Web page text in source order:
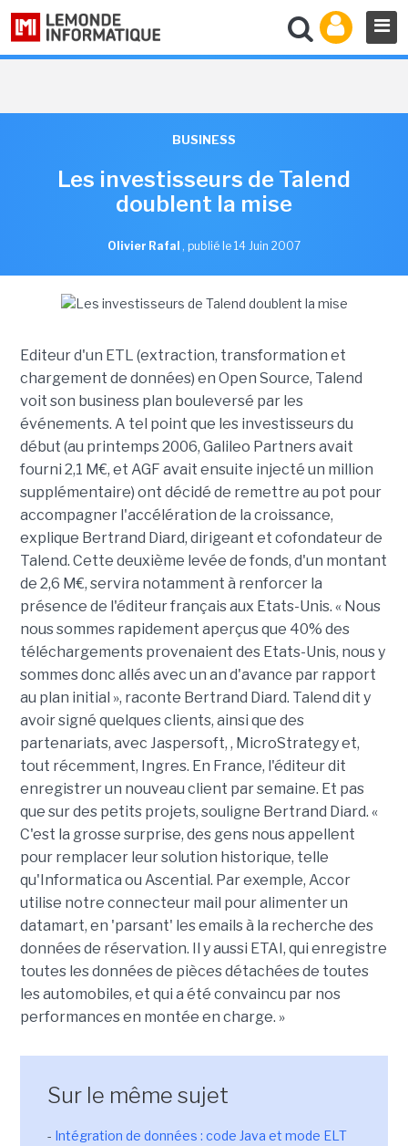
BUSINESS
Les investisseurs de Talend
doublent la mise
Olivier Rafal , publié le 14 Juin 2007
Editeur d'un ETL (extraction, transformation et
chargement de données) en Open Source, Talend
voit son business plan bouleversé par les
événements. A tel point que les investisseurs du
début (au printemps 2006, Galileo Partners avait
fourni 2,1 M€, et AGF avait ensuite injecté un million
supplémentaire) ont décidé de remettre au pot pour
accompagner l'accélération de la croissance,
explique Bertrand Diard, dirigeant et cofondateur de
Talend. Cette deuxième levée de fonds, d'un montant
de 2,6 M€, servira notamment à renforcer la
présence de l'éditeur français aux Etats-Unis. « Nous
nous sommes rapidement aperçus que 40% des
téléchargements provenaient des Etats-Unis, nous y
sommes donc allés avec un an d'avance par rapport
au plan initial », raconte Bertrand Diard. Talend dit y
avoir signé quelques clients, ainsi que des
partenariats, avec Jaspersoft, , MicroStrategy et,
tout récemment, Ingres. En France, l'éditeur dit
enregistrer un nouveau client par semaine. Et pas
que sur des petits projets, souligne Bertrand Diard. «
C'est la grosse surprise, des gens nous appellent
pour remplacer leur solution historique, telle
qu'Informatica ou Ascential. Par exemple, Accor
utilise notre connecteur mail pour alimenter un
datamart, en 'parsant' les emails à la recherche des
données de réservation. Il y aussi ETAI, qui enregistre
toutes les données de pièces détachées de toutes
les automobiles, et qui a été convaincu par nos
performances en montée en charge. »
Sur le même sujet
- Intégration de données : code Java et mode ELT